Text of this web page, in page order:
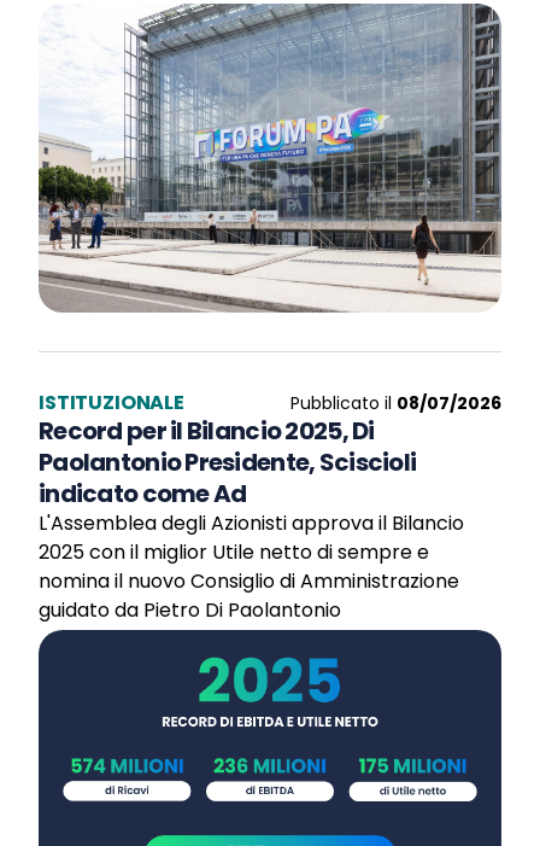
ISTITUZIONALE Pubblicato il 08/07/2026
Record per il Bilancio 2025, Di
Paolantonio Presidente, Sciscioli
indicato come Ad
L'Assemblea degli Azionisti approva il Bilancio
2025 con il miglior Utile netto di sempre e
nomina il nuovo Consiglio di Amministrazione
guidato da Pietro Di Paolantonio